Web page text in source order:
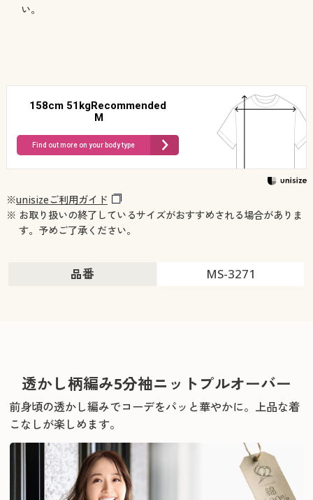
い。
158cm 51kgRecommended
M
Find out more on your body type
※unisizeご利用ガイド
※ お取り扱いの終了しているサイズがおすすめされる場合がありま
す。予めご了承ください。
品番 MS-3271
透かし柄編み5分袖ニットプルオーバー
前身頃の透かし編みでコーデをパッと華やかに。上品な着
こなしが楽しめます。